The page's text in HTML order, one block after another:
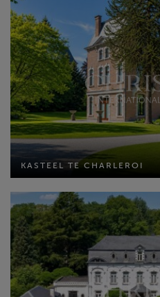
KASTEEL TE CHARLEROI
KASTEEL TE
Bewoonbare
Perceel opp:
Slaapkamers: